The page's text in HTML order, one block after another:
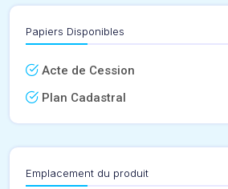
Papiers Disponibles
Acte de Cession
Plan Cadastral
Emplacement du produit